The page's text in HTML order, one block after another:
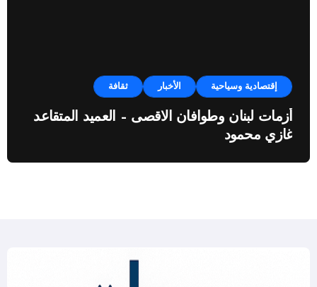
إقتصادية وسياحية الأخبار ثقافة
أزمات لبنان وطوافان الاقصى – العميد المتقاعد
غازي محمود